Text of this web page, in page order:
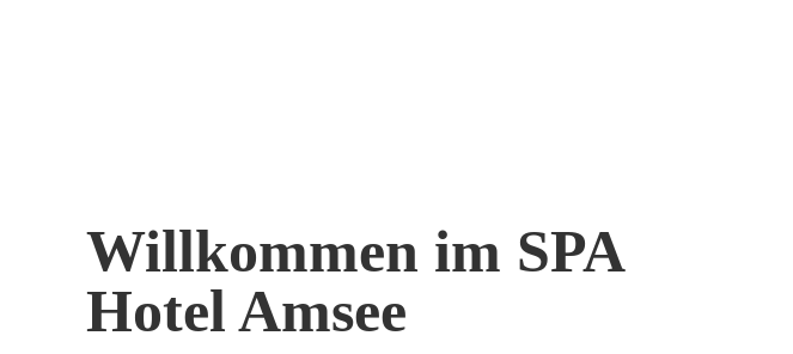
Willkommen im SPA
Hotel Amsee